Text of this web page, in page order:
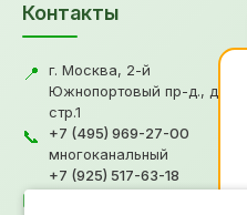
Контакты
📍
г. Москва, 2-й
Южнопортовый пр-д., д.18,
стр.1
📞
+7 (495) 969-27-00
многоканальный
+7 (925) 517-63-18
✉️